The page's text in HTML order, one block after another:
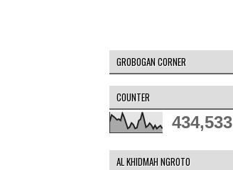
GROBOGAN CORNER
COUNTER
434,533
AL KHIDMAH NGROTO